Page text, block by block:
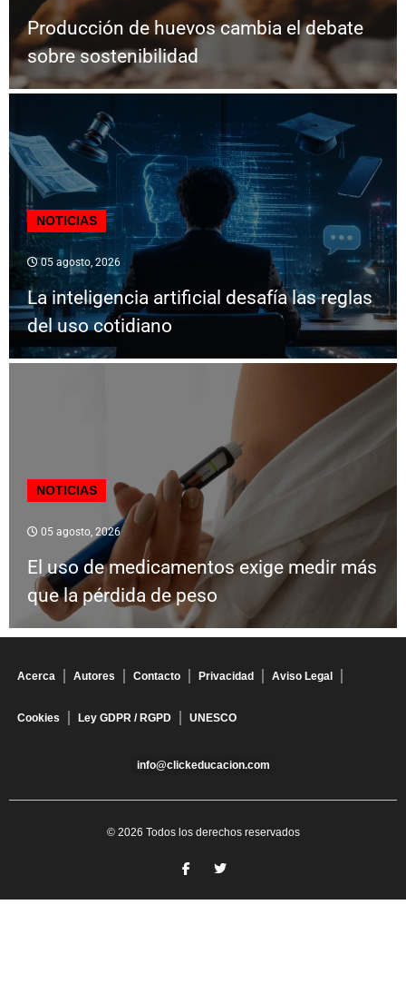
Producción de huevos cambia el debate
sobre sostenibilidad
NOTICIAS
05 agosto, 2026
La inteligencia artificial desafía las reglas
del uso cotidiano
NOTICIAS
05 agosto, 2026
El uso de medicamentos exige medir más
que la pérdida de peso
Acerca Autores Contacto Privacidad Aviso Legal
Cookies Ley GDPR / RGPD UNESCO
info@clickeducacion.com
© 2026 Todos los derechos reservados